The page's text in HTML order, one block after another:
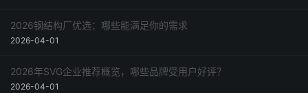
2026钢结构厂优选：哪些能满足你的需求
2026-04-01
2026年SVG企业推荐概览，哪些品牌受用户好评？
2026-04-01